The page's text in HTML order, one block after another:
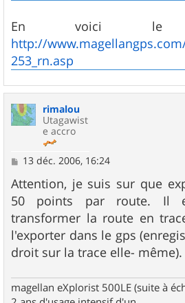
En voici le
http://
253_rn.asp
rimalou
Utagawist
e accro
M
s
s
a
g
e
13 déc. 2006, 16:24
Attention, je suis sur que
50 points par route. Il
transformer la route en
l'exporter dans le gps
droit sur la trace elle- même).
magellan eXplorist 500LE (suite à